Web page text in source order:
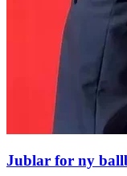
Jublar for ny